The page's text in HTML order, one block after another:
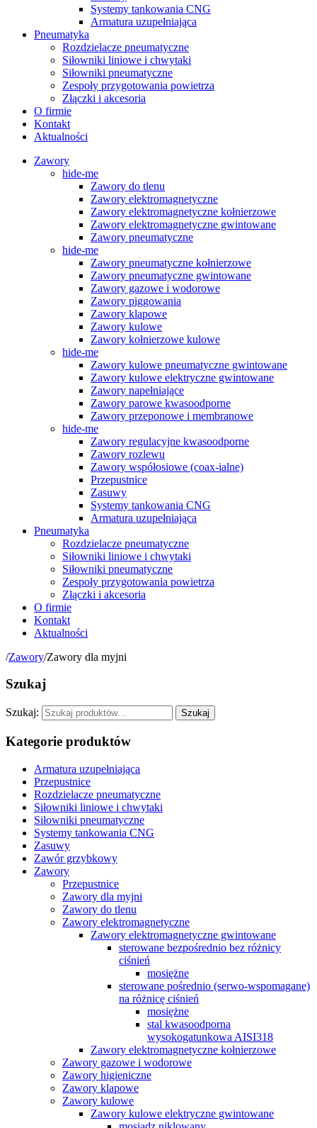
Systemy tankowania CNG
Armatura uzupełniająca
Pneumatyka
Rozdzielacze pneumatyczne
Siłowniki liniowe i chwytaki
Siłowniki pneumatyczne
Zespoły przygotowania powietrza
Złączki i akcesoria
O firmie
Kontakt
Aktualności
Zawory
hide-me
Zawory do tlenu
Zawory elektromagnetyczne
Zawory elektromagnetyczne kołnierzowe
Zawory elektromagnetyczne gwintowane
Zawory pneumatyczne
hide-me
Zawory pneumatyczne kołnierzowe
Zawory pneumatyczne gwintowane
Zawory gazowe i wodorowe
Zawory piggowania
Zawory klapowe
Zawory kulowe
Zawory kołnierzowe kulowe
hide-me
Zawory kulowe pneumatyczne gwintowane
Zawory kulowe elektryczne gwintowane
Zawory napełniające
Zawory parowe kwasoodporne
Zawory przeponowe i membranowe
hide-me
Zawory regulacyjne kwasoodporne
Zawory rozlewu
Zawory współosiowe (coax-ialne)
Przepustnice
Zasuwy
Systemy tankowania CNG
Armatura uzupełniająca
Pneumatyka
Rozdzielacze pneumatyczne
Siłowniki liniowe i chwytaki
Siłowniki pneumatyczne
Zespoły przygotowania powietrza
Złączki i akcesoria
O firmie
Kontakt
Aktualności
/Zawory/Zawory dla myjni
Szukaj
Szukaj: Szukaj
Kategorie produktów
Armatura uzupełniająca
Przepustnice
Rozdzielacze pneumatyczne
Siłowniki liniowe i chwytaki
Siłowniki pneumatyczne
Systemy tankowania CNG
Zasuwy
Zawór grzybkowy
Zawory
Przepustnice
Zawory dla myjni
Zawory do tlenu
Zawory elektromagnetyczne
Zawory elektromagnetyczne gwintowane
sterowane bezpośrednio bez różnicy
ciśnień
mosiężne
sterowane pośrednio (serwo-wspomagane)
na różnicę ciśnień
mosiężne
stal kwasoodporna
wysokogatunkowa AISI318
Zawory elektromagnetyczne kołnierzowe
Zawory gazowe i wodorowe
Zawory higieniczne
Zawory klapowe
Zawory kulowe
Zawory kulowe elektryczne gwintowane